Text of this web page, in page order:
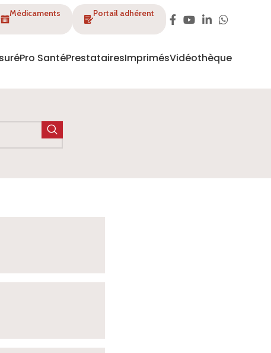
Médicaments Portail adhérent
Pro SantéPrestatairesImprimésVidéothèque